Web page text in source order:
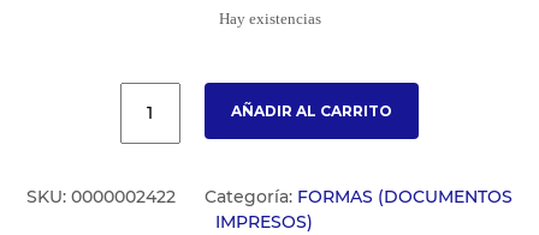
Hay existencias
AÑADIR AL CARRITO
SKU: 0000002422 Categoría: FORMAS (DOCUMENTOS
IMPRESOS)